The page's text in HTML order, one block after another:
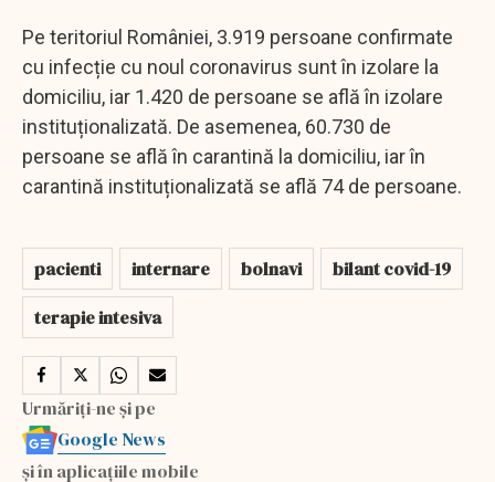
Pe teritoriul României, 3.919 persoane confirmate
cu infecție cu noul coronavirus sunt în izolare la
domiciliu, iar 1.420 de persoane se află în izolare
instituționalizată. De asemenea, 60.730 de
persoane se află în carantină la domiciliu, iar în
carantină instituționalizată se află 74 de persoane.
pacienti internare bolnavi
bilant covid-19
terapie intesiva
Urmăriți-ne și pe
Google News
și în aplicațiile mobile